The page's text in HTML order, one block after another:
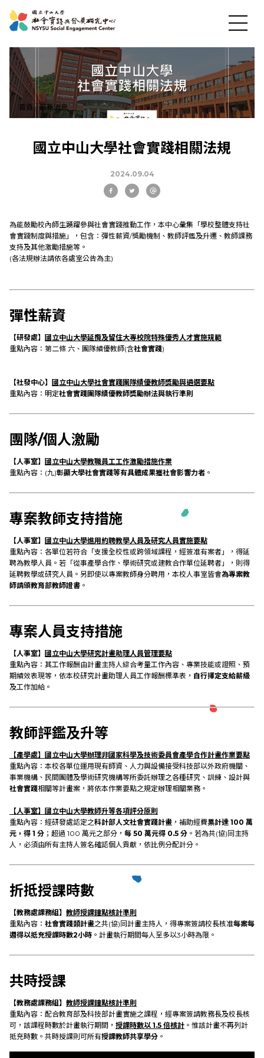
關於中心
教育發展
首頁 - 最新消息
國立中山大學社會實踐相關法規
2024.09.04
為能鼓勵校內師生踴躍參與社會實踐推動工作，本中心彙集「學校整體支持社
會實踐制度與措施」，包含：彈性薪資/獎勵機制、教師評鑑及升遷、教師課務
支持及其他激勵措施等。
(各法規辦法請依各處室公告為主)
彈性薪資
【研發處】
國立中山大學延攬及留住大專校院特殊優秀人才實施規範
重點內容：第二條 六、團隊績優教師(含社會實踐)
【社發中心】
國立中山大學社會實踐團隊績優教師獎勵與遴選要點
重點內容：明定社會實踐團隊績優教師獎勵辦法與執行準則
團隊/個人激勵
【人事室】
國立中山大學教職員工工作激勵措施作業
重點內容：(九)彰顯大學社會實踐等有具體成果獲社會影響力者 。
專案教師支持措施
【人事室】
國立中山大學進用約聘教學人員及研究人員實施要點
重點內容：各單位若符合「支援全校性或跨領域課程，經簽准有案者」，得延
聘為教學人員。若「從事產學合作、學術研究或建教合作單位延聘者」，則得
延聘教學或研究人員。另即使以專案教師身分聘用，本校人事室皆會為專案教
師請頒教育部教師證書 。
專案人員支持措施
【人事室】
國立中山大學研究計畫助理人員管理要點
重點內容：其工作報酬由計畫主持人綜合考量工作內容、專業技能或證照、預
期績效表現等，依本校研究計畫助理人員工作報酬標準表， 自行擇定支給薪級
及工作加給。
教師評鑑及升等
【產學處】國立中山大學辦理非國家科學及技術委員會產學合作計畫作業要點
重點內容：本校各單位運用現有師資、人力與設備接受科技部以外政府機關、
事業機構、民間團體及學術研究機構等所委託辦理之各種研究、訓練、設計與
社會實踐相關等計畫案，將依本作業要點之規定辦理相關業務。
【人事室】國立中山大學教師升等各項評分原則
重點內容：經研發處認定之科計部人文社會實踐計畫 ，補助經費累計達 100 萬
元，得 1 分 ；超過 100 萬元之部分， 每 50 萬元得 0.5 分 。若為共(協)同主持
人，必須由所有主持人簽名確認個人貢獻，依比例分配計分。
折抵授課時數
【教務處課務組】 教師授課鐘點核計準則
重點內容： 社會實踐類計畫之共(協)同計畫主持人，得專案簽請校長核准每案每
週得以抵充授課時數2小時 。計畫執行期間每人至多以3小時為限。
共時授課
【教務處課務組】 教師授課鐘點核計準則
重點內容：配合教育部及科技部計畫實施之課程，經專案簽請教務長及校長核
可，該課程時數於計畫執行期間， 授課時數以 1.5 倍核計 。惟該計畫不再列計
抵充時數。共時授課則可所有授課教師共享學分 。